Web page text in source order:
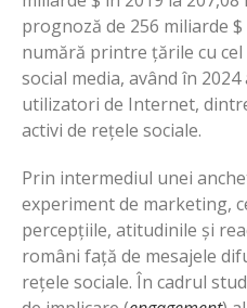
prognoză de 256 miliarde
numără printre țările cu
social media, având în
utilizatori de Internet,
activi de rețele sociale.
Prin intermediul unei
experiment de marketing,
percepțiile, atitudinile și
români față de mesajele
rețele sociale. În cadrul